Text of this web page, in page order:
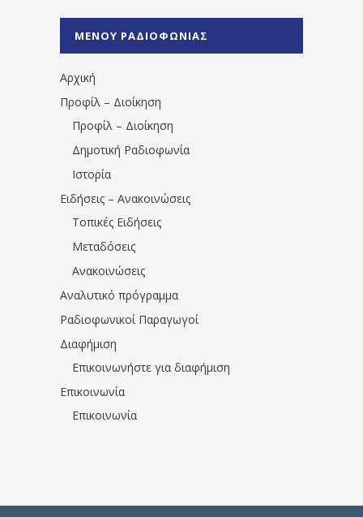
1531194763766854/" artist="" ]
ΜΕΝΟΥ ΡΑΔΙΟΦΩΝΙΑΣ
Αρχική
Προφίλ – Διοίκηση
Προφίλ – Διοίκηση
Δημοτική Ραδιοφωνία
Ιστορία
Ειδήσεις – Ανακοινώσεις
Τοπικές Ειδήσεις
Μεταδόσεις
Ανακοινώσεις
Αναλυτικό πρόγραμμα
Ραδιοφωνικοί Παραγωγοί
Διαφήμιση
Επικοινωνήστε για διαφήμιση
Επικοινωνία
Επικοινωνία